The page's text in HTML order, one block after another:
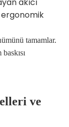
tamamlar.
ve